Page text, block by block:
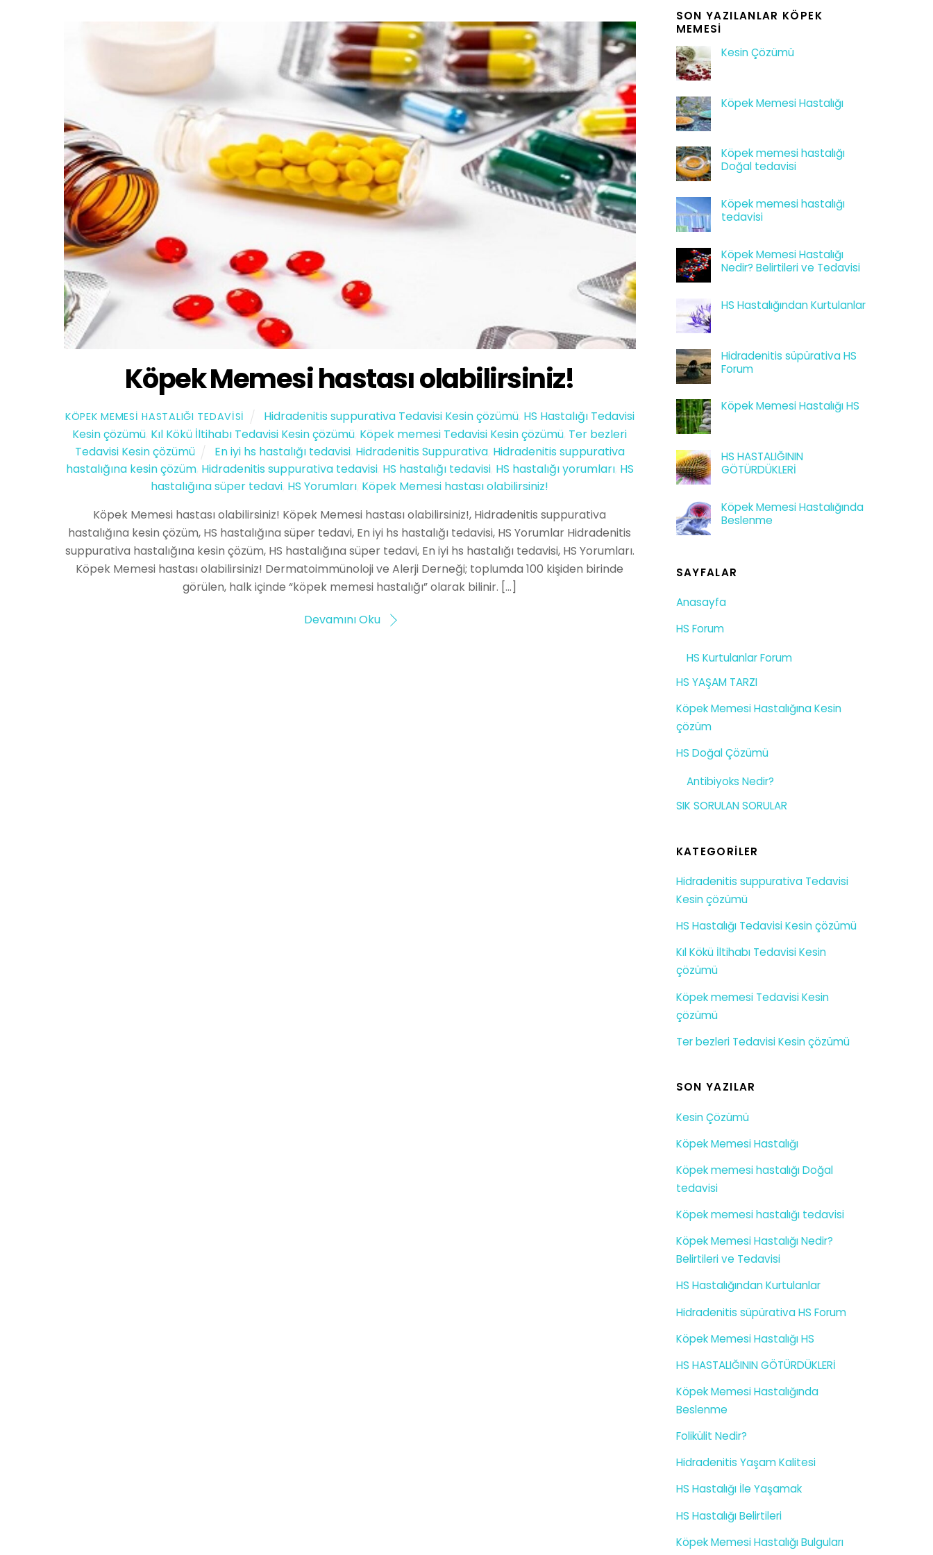
Köpek Memesi hastası olabilirsiniz!
KÖPEK MEMESI HASTALIĞI TEDAVISI Hidradenitis suppurativa Tedavisi Kesin çözümü, HS Hastalığı Tedavisi
Kesin çözümü Kıl Kökü İltihabı Tedavisi Kesin çözümü Köpek memesi Tedavisi Kesin çözümü Ter bezleri
Tedavisi Kesin çözümü
En iyi hs hastalığı tedavisi, Hidradenitis Suppurativa, Hidradenitis suppurativa
hastalığına kesin çözüm, Hidradenitis suppurativa tedavisi, HS hastalığı tedavisi, HS hastalığı yorumları, HS
hastalığına süper tedavi HS Yorumları Köpek Memesi hastası olabilirsiniz!
Köpek Memesi hastası olabilirsiniz! Köpek Memesi hastası olabilirsiniz!, Hidradenitis suppurativa
hastalığına kesin çözüm, HS hastalığına süper tedavi, En iyi hs hastalığı tedavisi, HS Yorumlar Hidradenitis
suppurativa hastalığına kesin çözüm, HS hastalığına süper tedavi, En iyi hs hastalığı tedavisi, HS Yorumları.
Köpek Memesi hastası olabilirsiniz! Dermatoimmünoloji ve Alerji Derneği; toplumda 100 kişiden birinde
görülen, halk içinde “köpek memesi hastalığı” olarak bilinir. […]
Devamını Oku
SON YAZILANLAR KÖPEK
MEMESI
Kesin Çözümü
Köpek Memesi Hastalığı
Köpek memesi hastalığı
Doğal tedavisi
Köpek memesi hastalığı
tedavisi
Köpek Memesi Hastalığı
Nedir? Belirtileri ve Tedavisi
HS Hastalığından Kurtulanlar
Hidradenitis süpürativa HS
Forum
Köpek Memesi Hastalığı HS
HS HASTALIĞININ
GÖTÜRDÜKLERİ
Köpek Memesi Hastalığında
Beslenme
SAYFALAR
Anasayfa
HS Forum
HS Kurtulanlar Forum
HS YAŞAM TARZI
Köpek Memesi Hastalığına Kesin
çözüm
HS Doğal Çözümü
Antibiyoks Nedir?
SIK SORULAN SORULAR
KATEGORILER
Hidradenitis suppurativa Tedavisi
Kesin çözümü
HS Hastalığı Tedavisi Kesin çözümü
Kıl Kökü İltihabı Tedavisi Kesin
çözümü
Köpek memesi Tedavisi Kesin
çözümü
Ter bezleri Tedavisi Kesin çözümü
SON YAZILAR
Kesin Çözümü
Köpek Memesi Hastalığı
Köpek memesi hastalığı Doğal
tedavisi
Köpek memesi hastalığı tedavisi
Köpek Memesi Hastalığı Nedir?
Belirtileri ve Tedavisi
HS Hastalığından Kurtulanlar
Hidradenitis süpürativa HS Forum
Köpek Memesi Hastalığı HS
HS HASTALIĞININ GÖTÜRDÜKLERİ
Köpek Memesi Hastalığında
Beslenme
Folikülit Nedir?
Hidradenitis Yaşam Kalitesi
HS Hastalığı İle Yaşamak
HS Hastalığı Belirtileri
Köpek Memesi Hastalığı Bulguları